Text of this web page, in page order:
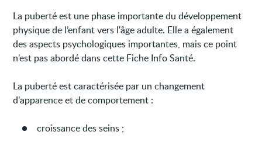
La puberté est une phase importante du développement
physique de l’enfant vers l'âge adulte. Elle a également
des aspects psychologiques importantes, mais ce point
n’est pas abordé dans cette Fiche Info Santé.
La puberté est caractérisée par un changement
d’apparence et de comportement :
croissance des seins ;